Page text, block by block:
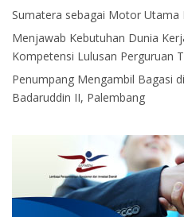
Sumatera sebagai Motor Utama
Menjawab Kebutuhan Dunia
Kompetensi Lulusan Perguruan
Penumpang Mengambil Bagasi
Badaruddin II, Palembang